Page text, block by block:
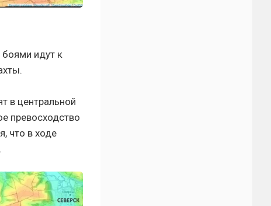
идут к
в центральной
превосходство
что в ходе